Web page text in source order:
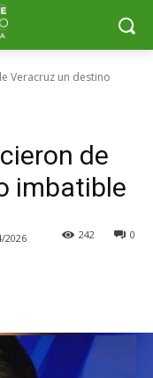
Veracruz un destino
de
imbatible
2026 0
242